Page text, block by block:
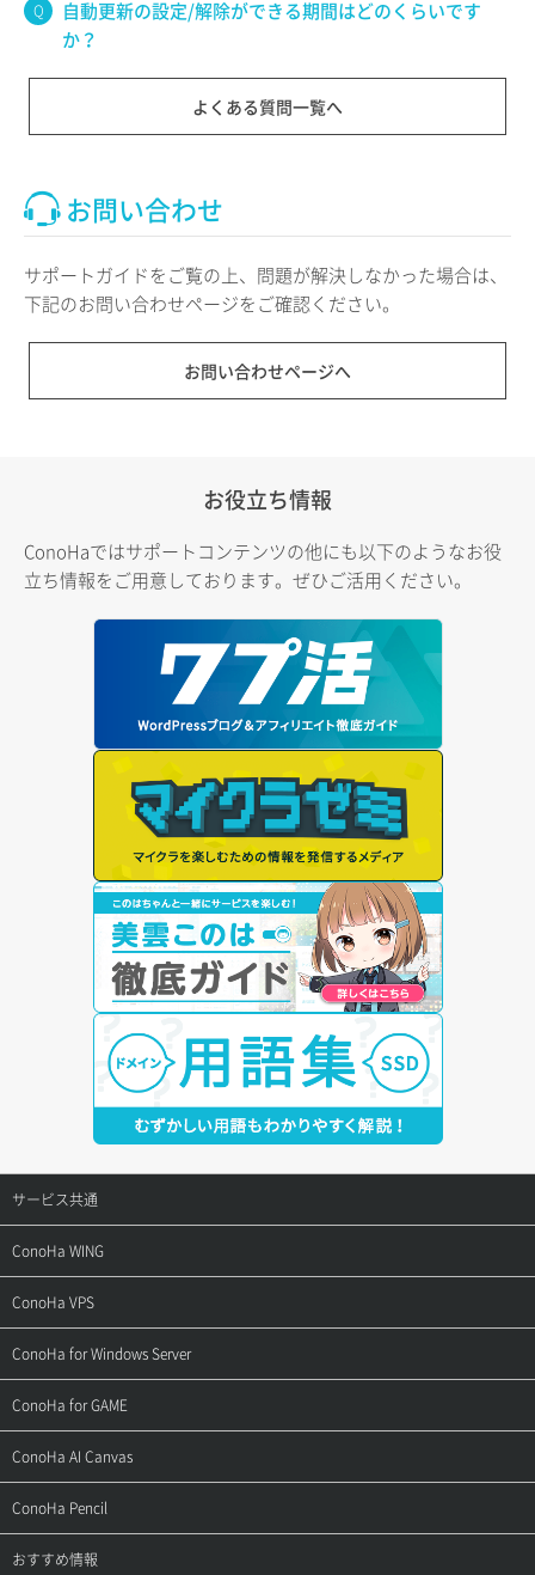
自動更新の設定/解除ができる期間はどのくらいです
か？
よくある質問一覧へ
お問い合わせ
サポートガイドをご覧の上、問題が解決しなかった場合は、
下記のお問い合わせページをご確認ください。
お問い合わせページへ
お役立ち情報
ConoHaではサポートコンテンツの他にも以下のようなお役
立ち情報をご用意しております。ぜひご活用ください。
サービス共通
サポートトップ
ご契約・お支払い
用語集
お問い合わせ
ConoHa WING
サポートトップ
ご利用ガイド
お乗り換えガイド
よくある質問
ConoHa VPS
サポートトップ
ご利用ガイド
APIドキュメントVPS2.0
APIドキュメントVPS3.0
ConoHa for Windows Server
サポートトップ
ご利用ガイド
APIドキュメントVPS2.0
ConoHa for GAME
サポートトップ
ご利用ガイド
ConoHa AI Canvas
サポートトップ
ご利用ガイド
ConoHa Pencil
サポートトップ
おすすめ情報